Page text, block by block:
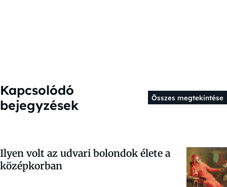
Kapcsolódó
bejegyzések
Összes megtekintése
Ilyen volt az udvari bolondok élete a
középkorban